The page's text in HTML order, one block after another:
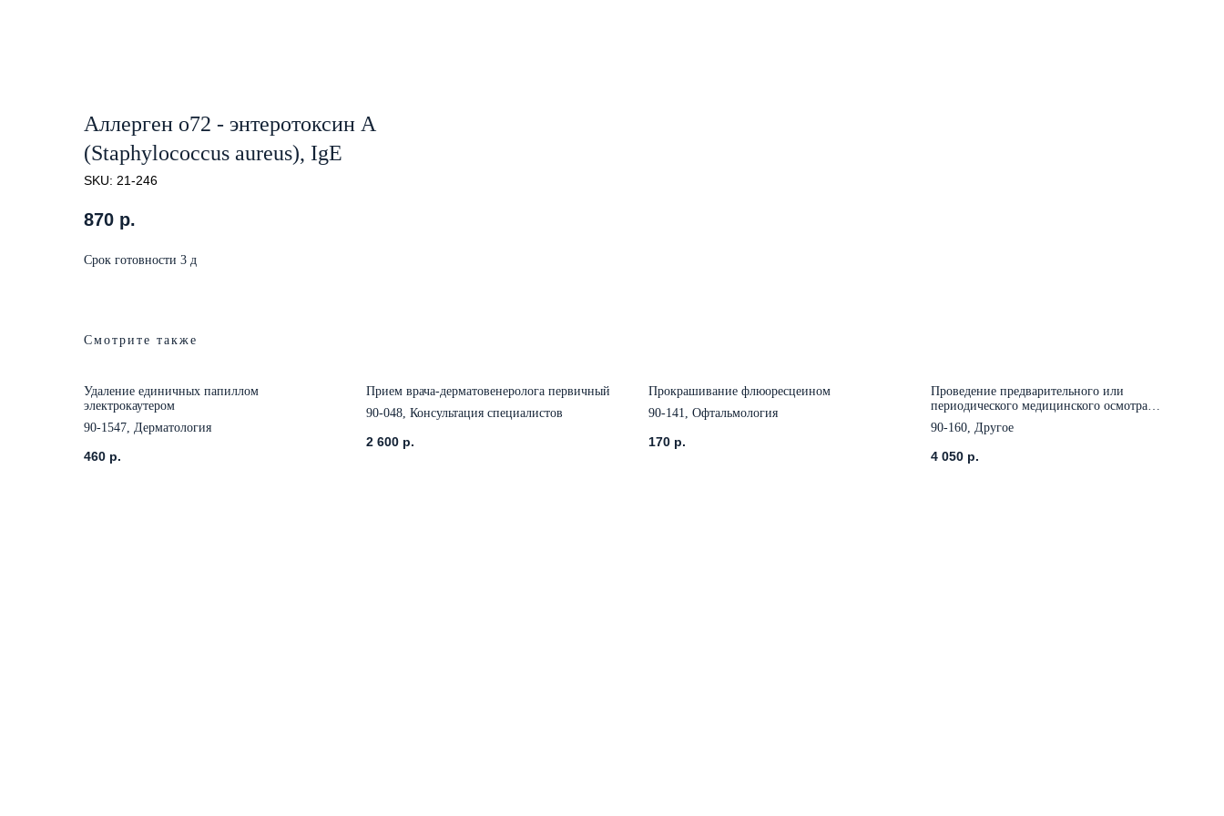
Аллерген o72 - энтеротоксин А
(Staphylococcus aureus), IgE
SKU: 21-246
870 р.
Срок готовности 3 д
Смотрите также
Удаление единичных папиллом
электрокаутером
90-1547, Дерматология
460 р.
Прием врача-дерматовенеролога первичный
90-048, Консультация специалистов
2 600 р.
Прокрашивание флюоресцеином
90-141, Офтальмология
170 р.
Проведение предварительного или
периодического медицинского осмотра
работникам Севера женщины
90-160, Другое
4 050 р.